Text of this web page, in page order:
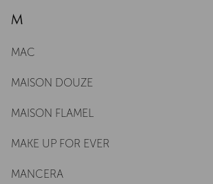
M
MAC
MAISON DOUZE
MAISON FLAMEL
MAKE UP FOR EVER
MANCERA